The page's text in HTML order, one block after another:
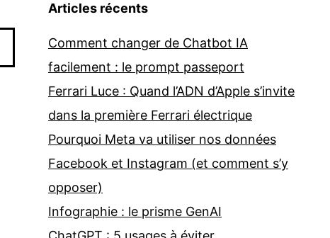
Articles récents
Comment changer de Chatbot IA
facilement : le prompt passeport
Ferrari Luce : Quand l’ADN d’Apple s’invite
dans la première Ferrari électrique
Pourquoi Meta va utiliser nos données
Facebook et Instagram (et comment s’y
opposer)
Infographie : le prisme GenAI